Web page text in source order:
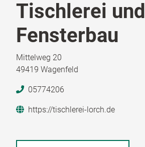
Tischlerei und
Fensterbau
Mittelweg 20
49419 Wagenfeld
05774206
https://tischlerei-lorch.de